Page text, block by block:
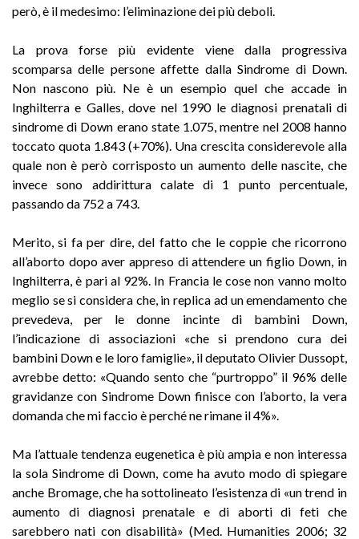
però, è il medesimo: l’eliminazione dei più deboli.
La prova forse più evidente viene dalla progressiva
scomparsa delle persone affette dalla Sindrome di Down.
Non nascono più. Ne è un esempio quel che accade in
Inghilterra e Galles, dove nel 1990 le diagnosi prenatali di
sindrome di Down erano state 1.075, mentre nel 2008 hanno
toccato quota 1.843 (+70%). Una crescita considerevole alla
quale non è però corrisposto un aumento delle nascite, che
invece sono addirittura calate di 1 punto percentuale,
passando da 752 a 743.
Merito, si fa per dire, del fatto che le coppie che ricorrono
all’aborto dopo aver appreso di attendere un figlio Down, in
Inghilterra, è pari al 92%. In Francia le cose non vanno molto
meglio se si considera che, in replica ad un emendamento che
prevedeva, per le donne incinte di bambini Down,
l’indicazione di associazioni «che si prendono cura dei
bambini Down e le loro famiglie», il deputato Olivier Dussopt,
avrebbe detto: «Quando sento che “purtroppo” il 96% delle
gravidanze con Sindrome Down finisce con l’aborto, la vera
domanda che mi faccio è perché ne rimane il 4%».
Ma l’attuale tendenza eugenetica è più ampia e non interessa
la sola Sindrome di Down, come ha avuto modo di spiegare
anche Bromage, che ha sottolineato l’esistenza di «un trend in
aumento di diagnosi prenatale e di aborti di feti che
sarebbero nati con disabilità» (Med. Humanities 2006; 32